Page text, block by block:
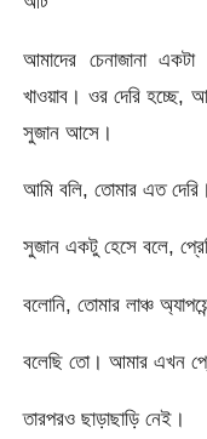
আমাদের চেনাজানা
খাওয়াব। ওর দেরি হচ্ছে,
সুজান আসে।
আমি বলি, তোমার এত দেরি।
সুজান একটু হেসে বলে,
বলোনি, তোমার লাঞ্চ
বলেছি তো। আমার এখন
তারপরও ছাড়াছাড়ি নেই।